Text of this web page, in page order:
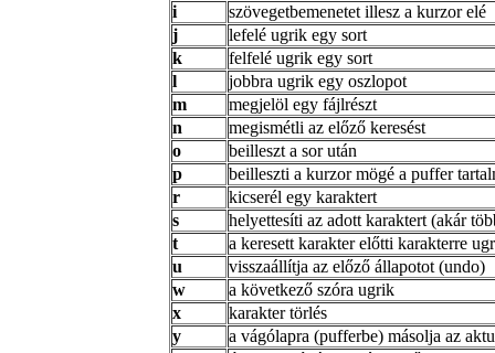
i
szövegetbemenetet illesz a kurzor elé
j
lefelé ugrik egy sort
k
felfelé ugrik egy sort
l
jobbra ugrik egy oszlopot
m
megjelöl egy fájlrészt
n
megismétli az előző keresést
o
beilleszt a sor után
p
beilleszti a kurzor mögé a puffer
r
kicserél egy karaktert
s
helyettesíti az adott karaktert (akár
t
a keresett karakter előtti karakterre
u
visszaállítja az előző állapotot (undo)
w
a következő szóra ugrik
x
karakter törlés
y
a vágólapra (pufferbe) másolja az